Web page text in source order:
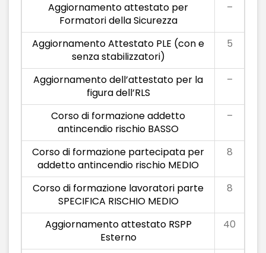
Aggiornamento attestato per
Formatori della Sicurezza
–
Aggiornamento Attestato PLE (con e
senza stabilizzatori)
5
Aggiornamento dell’attestato per la
figura dell’RLS
–
Corso di formazione addetto
antincendio rischio BASSO
–
Corso di formazione partecipata per
addetto antincendio rischio MEDIO
8
Corso di formazione lavoratori parte
SPECIFICA RISCHIO MEDIO
8
Aggiornamento attestato RSPP
Esterno
40